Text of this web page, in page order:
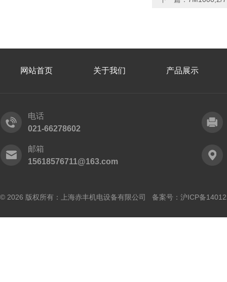
网站首页 关于我们 产品展示
电话
021-66278602
邮箱
15618576711@163.com
© 2026 版权所有：上海赤丰机电设备有限公司 备案号： 沪ICP备